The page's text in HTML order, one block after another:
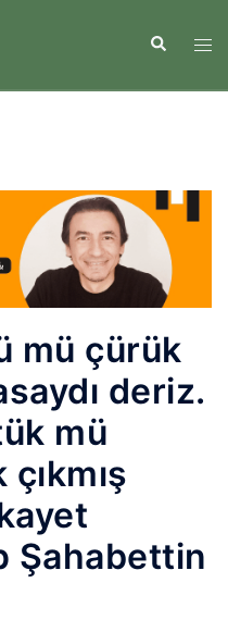
Search
mü çürük
deriz.
mü
Şahabettin